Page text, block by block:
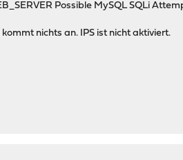
Possible MySQL SQLi
nichts an. IPS ist nicht aktiviert.